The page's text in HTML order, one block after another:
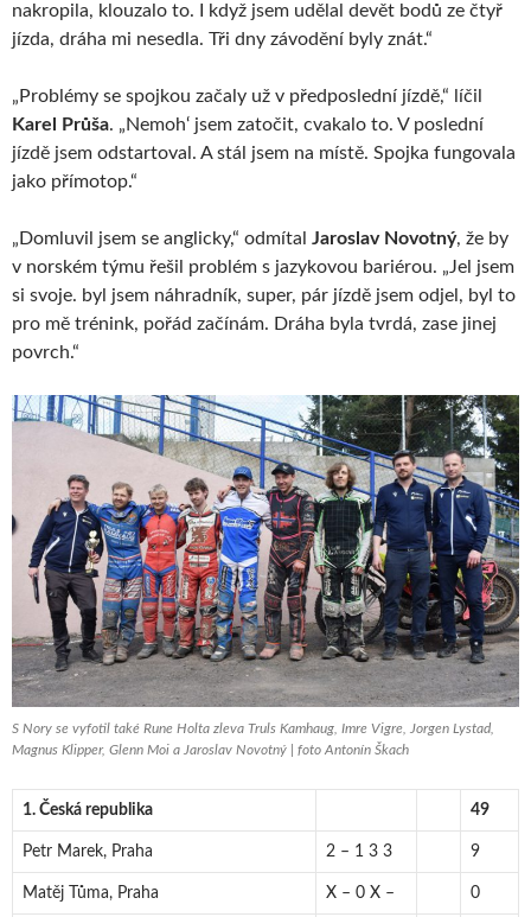
nakropila, klouzalo to. I když jsem udělal devět bodů ze čtyř
jízda, dráha mi nesedla. Tři dny závodění byly znát.“
„Problémy se spojkou začaly už v předposlední jízdě,“ líčil
Karel Průša. „Nemoh‘ jsem zatočit, cvakalo to. V poslední
jízdě jsem odstartoval. A stál jsem na místě. Spojka fungovala
jako přímotop.“
„Domluvil jsem se anglicky,“ odmítal Jaroslav Novotný, že by
v norském týmu řešil problém s jazykovou bariérou. „Jel jsem
si svoje. byl jsem náhradník, super, pár jízdě jsem odjel, byl to
pro mě trénink, pořád začínám. Dráha byla tvrdá, zase jinej
povrch.“
S Nory se vyfotil také Rune Holta zleva Truls Kamhaug, Imre Vigre, Jorgen Lystad,
Magnus Klipper, Glenn Moi a Jaroslav Novotný | foto Antonín Škach
1. Česká republika 49
Petr Marek, Praha 2 – 1 3 3 9
Matěj Tůma, Praha X – 0 X – 0